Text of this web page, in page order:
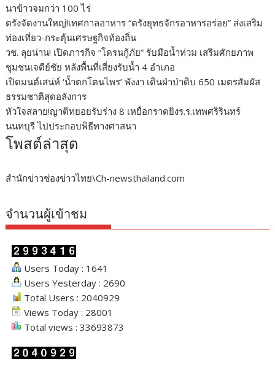
นาข้าวจมกว่า 100 ไร่
ตรังจัดงานใหญ่!เทศกาลอาหาร “ตรังยุทธจักรอาหารอร่อย” ส่งเสริม
ท่องเที่ยว-กระตุ้นเศรษฐกิจท้องถิ่น
วช. ลุยน่าน! เปิดภารกิจ “โดรนกู้ภัย” รับมือน้ำท่วม เสริมศักยภาพ
ชุมชนเจดีย์ชัย หลังพื้นที่เสี่ยงรับน้ำ 4 อำเภอ
เปิดมนต์เสน่ห์ ‘น้ำตกโตนไพร’ พังงา เดินฝ่าป่าดิบ 650 เมตรสัมผัส
ธรรมชาติสุดอลังการ
หัวใจสลาย!ญาติทยอยรับร่าง 8 เหยื่อกราดยิงร.ร.เทพศริรินทร์
นนทบุรี ไปประกอบพิธีทางศาสนา
โพสต์ล่าสุด
สำนักข่าวช่องข่าวไทย\Ch-newsthailand.com
จำนวนผู้เข้าชม
Users Today : 1641
Users Yesterday : 2690
Total Users : 2040929
Views Today : 28001
Total views : 33693873